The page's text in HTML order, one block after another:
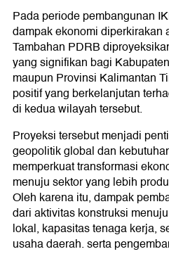
Pada periode pembangunan
dampak ekonomi diperkirakan
Tambahan PDRB
yang signifikan bagi
maupun Provinsi Kalimantan
positif yang berkelanjutan
di kedua wilayah tersebut.
Proyeksi tersebut menjadi
geopolitik global dan
memperkuat transformasi
menuju sektor yang lebih
Oleh karena itu, dampak
dari aktivitas konstruksi
lokal, kapasitas tenaga kerja,
usaha daerah. serta